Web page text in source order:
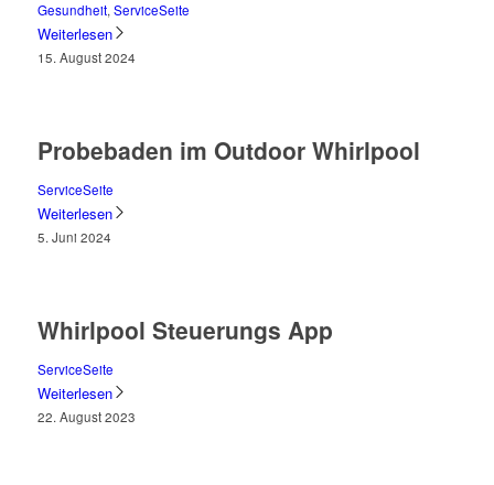
Gesundheit, ServiceSeite
Weiterlesen
15. August 2024
Probebaden im Outdoor Whirlpool
ServiceSeite
Weiterlesen
5. Juni 2024
Whirlpool Steuerungs App
ServiceSeite
Weiterlesen
22. August 2023